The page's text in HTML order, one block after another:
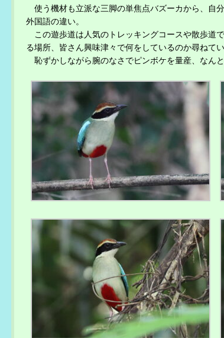
使う機材も立派な三脚の単焦点バズーカから、自
外国語の違い。
この遊歩道は人気のトレッキングコースや散歩道
る場所、皆さん興味津々で何をしているのか尋ねてい
恥ずかしながら腕のなさでピンボケを量産、なん